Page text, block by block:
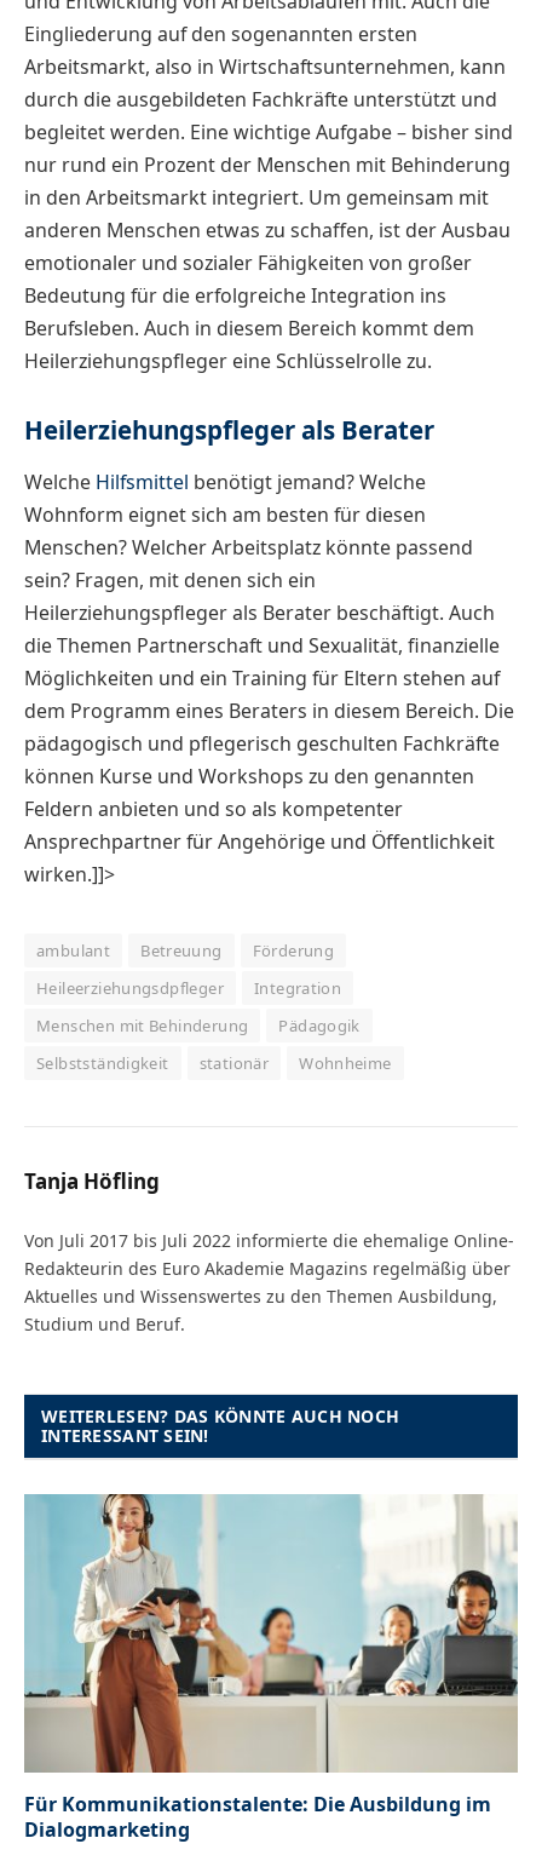
Eingliederung auf den sogenannten ersten
Arbeitsmarkt, also in Wirtschaftsunternehmen, kann
durch die ausgebildeten Fachkräfte unterstützt und
begleitet werden. Eine wichtige Aufgabe – bisher sind
nur rund ein Prozent der Menschen mit Behinderung
in den Arbeitsmarkt integriert. Um gemeinsam mit
anderen Menschen etwas zu schaffen, ist der Ausbau
emotionaler und sozialer Fähigkeiten von großer
Bedeutung für die erfolgreiche Integration ins
Berufsleben. Auch in diesem Bereich kommt dem
Heilerziehungspfleger eine Schlüsselrolle zu.
Heilerziehungspfleger als Berater
Welche Hilfsmittel benötigt jemand? Welche
Wohnform eignet sich am besten für diesen
Menschen? Welcher Arbeitsplatz könnte passend
sein? Fragen, mit denen sich ein
Heilerziehungspfleger als Berater beschäftigt. Auch
die Themen Partnerschaft und Sexualität, finanzielle
Möglichkeiten und ein Training für Eltern stehen auf
dem Programm eines Beraters in diesem Bereich. Die
pädagogisch und pflegerisch geschulten Fachkräfte
können Kurse und Workshops zu den genannten
Feldern anbieten und so als kompetenter
Ansprechpartner für Angehörige und Öffentlichkeit
wirken.]]>
ambulant Betreuung
Förderung
Heileerziehungsdpfleger
Integration
Menschen mit Behinderung
Pädagogik
Selbstständigkeit
stationär Wohnheime
Tanja Höfling
Von Juli 2017 bis Juli 2022 informierte die ehemalige Online-
Redakteurin des Euro Akademie Magazins regelmäßig über
Aktuelles und Wissenswertes zu den Themen Ausbildung,
Studium und Beruf.
WEITERLESEN? DAS KÖNNTE AUCH NOCH
INTERESSANT SEIN!
Für Kommunikationstalente: Die Ausbildung im
Dialogmarketing